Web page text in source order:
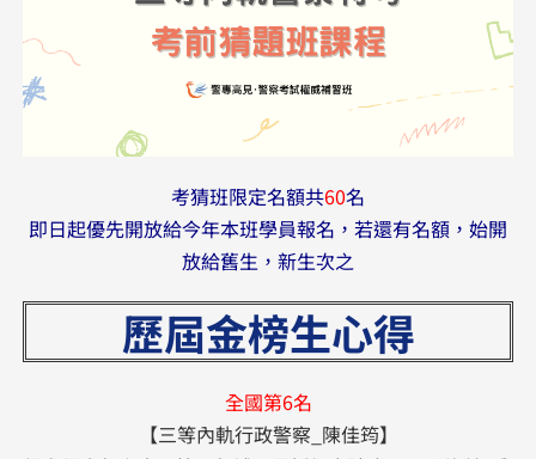
考猜班限定名額共60名
即日起優先開放給今年本班學員報名，若還有名額，始開
放給舊生，新生次之
歷屆金榜生心得
全國第6名
【三等內軌行政警察_陳佳筠】